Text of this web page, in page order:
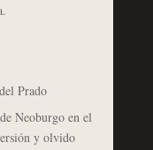
Prado
Neoburgo en el
y olvido